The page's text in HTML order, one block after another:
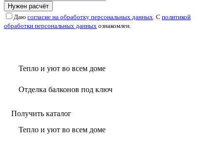
Нужен расчёт
Даю согласие на обработку персональных данных . С политикой
обработки персональных данных ознакомлен.
Тепло и уют во всем доме
Отделка балконов под ключ
Получить каталог
Тепло и уют во всем доме